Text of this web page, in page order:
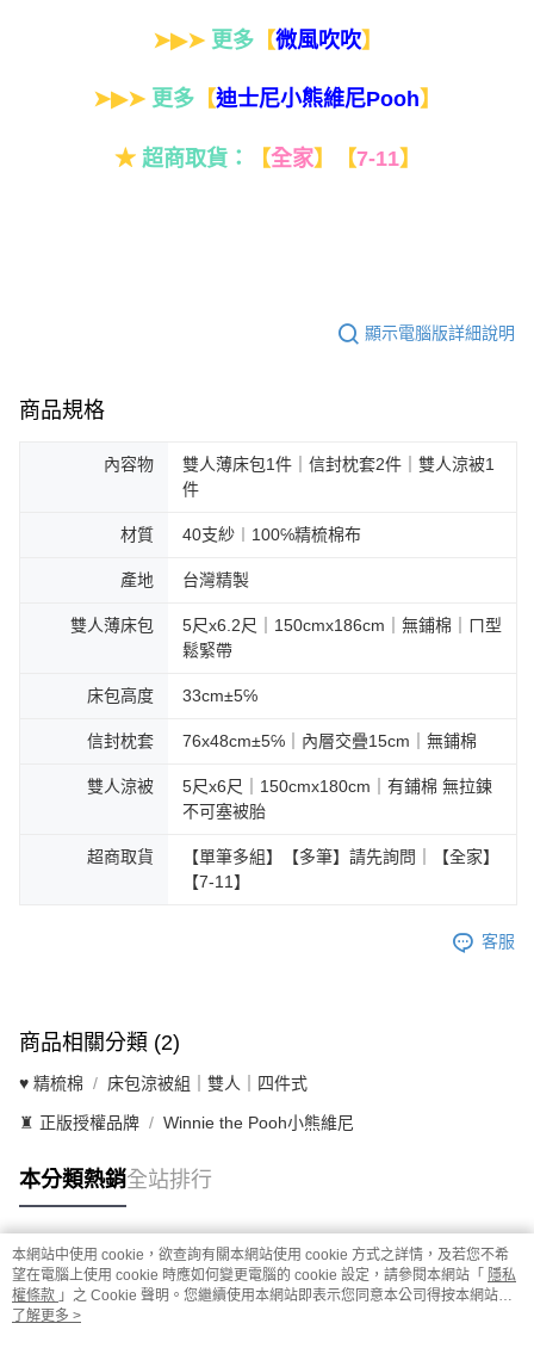
➤▶➤ 更多【微風吹吹】
➤▶➤ 更多 【迪士尼小熊維尼Pooh】
★ 超商取貨： 【全家】 【7-11】
顯示電腦版詳細說明
商品規格
內容物
雙人薄床包1件｜信封枕套2件｜雙人涼被1
件
材質 40支紗︱100℅精梳棉布
產地 台灣精製
雙人薄床包
5尺x6.2尺｜150cmx186cm｜無鋪棉｜ㄇ型
鬆緊帶
床包高度 33cm±5℅
信封枕套 76x48cm±5℅｜內層交疊15cm｜無鋪棉
雙人涼被
5尺x6尺｜150cmx180cm｜有鋪棉 無拉鍊
不可塞被胎
超商取貨
【單筆多組】【多筆】請先詢問｜【全家】
【7-11】
客服
商品相關分類 (2)
♥ 精梳棉 床包涼被組｜雙人｜四件式
♜ 正版授權品牌 Winnie the Pooh小熊維尼
本分類熱銷全站排行
熱門標籤
本網站中使用 cookie，欲查詢有關本網站使用 cookie 方式之詳情，及若您不希
望在電腦上使用 cookie 時應如何變更電腦的 cookie 設定，請參閱本網站「 隱私
權條款 」之 Cookie 聲明。您繼續使用本網站即表示您同意本公司得按本網站使
用條款之 Cookie 聲明使用 cookie。
了解更多 >